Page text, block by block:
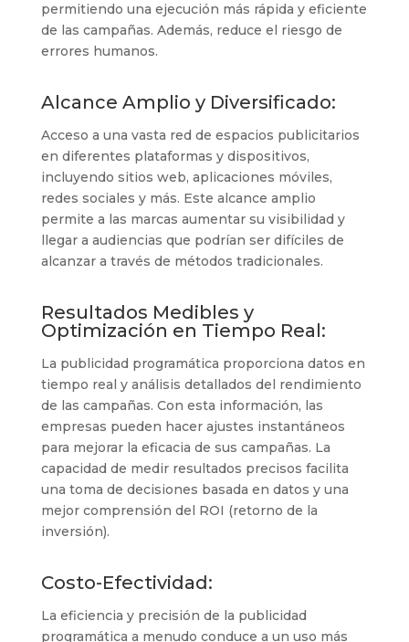
permitiendo una ejecución más rápida y eficiente
de las campañas. Además, reduce el riesgo de
errores humanos.
Alcance Amplio y Diversificado:
Acceso a una vasta red de espacios publicitarios
en diferentes plataformas y dispositivos,
incluyendo sitios web, aplicaciones móviles,
redes sociales y más. Este alcance amplio
permite a las marcas aumentar su visibilidad y
llegar a audiencias que podrían ser difíciles de
alcanzar a través de métodos tradicionales.
Resultados Medibles y
Optimización en Tiempo Real:
La publicidad programática proporciona datos en
tiempo real y análisis detallados del rendimiento
de las campañas. Con esta información, las
empresas pueden hacer ajustes instantáneos
para mejorar la eficacia de sus campañas. La
capacidad de medir resultados precisos facilita
una toma de decisiones basada en datos y una
mejor comprensión del ROI (retorno de la
inversión).
Costo-Efectividad:
La eficiencia y precisión de la publicidad
programática a menudo conduce a un uso más